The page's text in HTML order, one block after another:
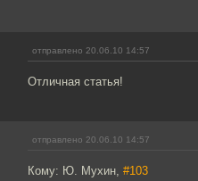
отправлено 20.06.10 14:57
Отличная статья!
отправлено 20.06.10 14:57
Кому: Ю. Мухин, #103